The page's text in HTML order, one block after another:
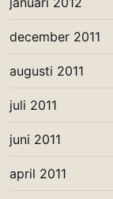
december 2011
augusti 2011
juli 2011
juni 2011
april 2011